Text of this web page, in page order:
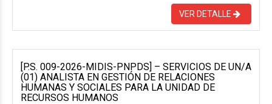
VER DETALLE
[P.S. 009-2026-MIDIS-PNPDS] – SERVICIOS DE UN/A
(01) ANALISTA EN GESTIÓN DE RELACIONES
HUMANAS Y SOCIALES PARA LA UNIDAD DE
RECURSOS HUMANOS